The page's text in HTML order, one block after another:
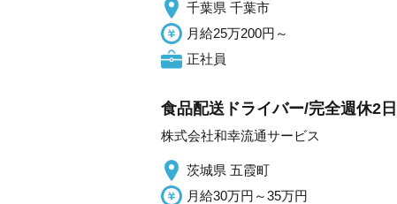
千葉県 千葉市
月給25万200円～
正社員
食品配送ドライバー/完全週休2
株式会社和幸流通サービス
茨城県 五霞町
月給30万円～35万円